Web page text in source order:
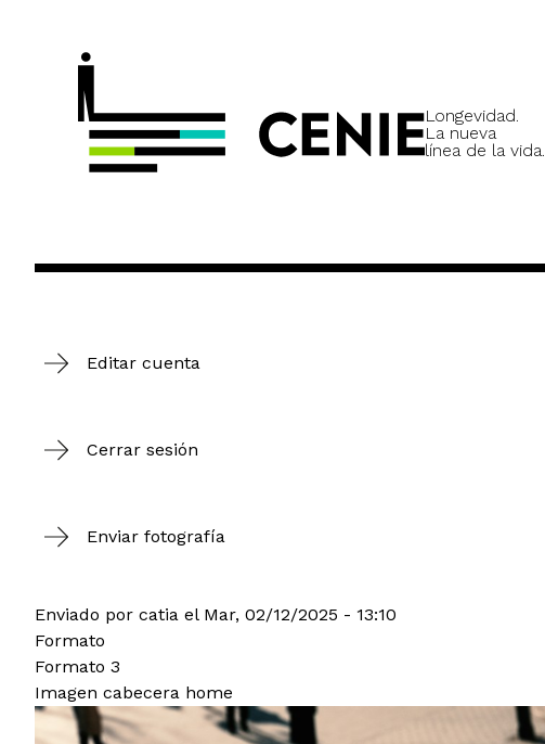
Longevidad.
La nueva
línea de la vida.
Editar cuenta
Cerrar sesión
Enviar fotografía
Enviado por catia el Mar, 02/12/2025 - 13:10
Formato
Formato 3
Imagen cabecera home